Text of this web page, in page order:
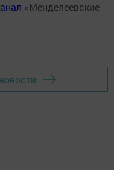
«Менделеевские